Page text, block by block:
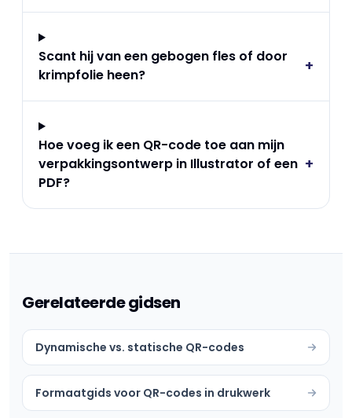
Scant hij van een gebogen fles of door
krimpfolie heen?
+
Hoe voeg ik een QR-code toe aan mijn
verpakkingsontwerp in Illustrator of een
PDF?
+
Gerelateerde gidsen
Dynamische vs. statische QR-codes
Formaatgids voor QR-codes in drukwerk